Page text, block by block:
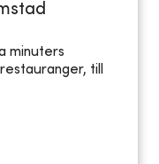
minuters
till